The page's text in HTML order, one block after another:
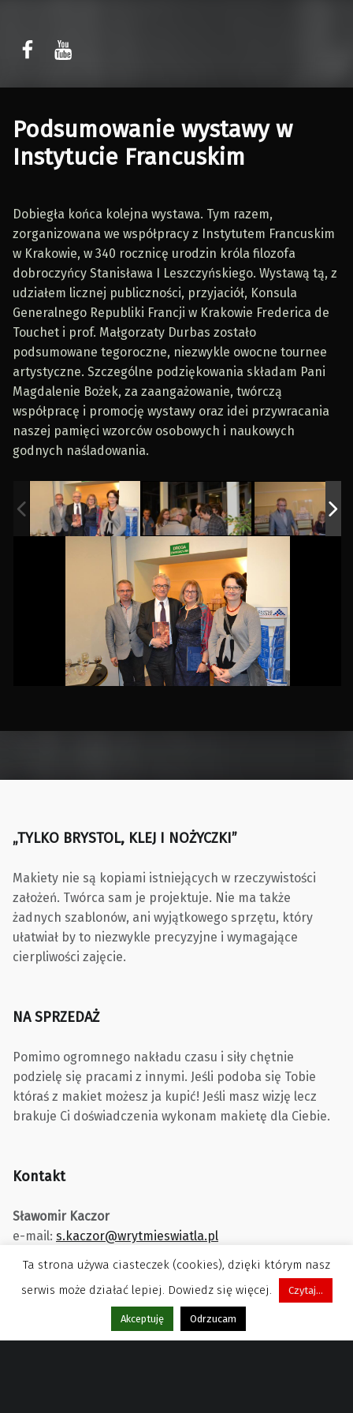
Menu
W Rytmie Światła – miasto wyobrażone
Podsumowanie wystawy w
Instytucie Francuskim
Dobiegła końca kolejna wystawa. Tym razem,
zorganizowana we współpracy z Instytutem Francuskim
w Krakowie, w 340 rocznicę urodzin króla filozofa
dobroczyńcy Stanisława I Leszczyńskiego. Wystawą tą, z
udziałem licznej publiczności, przyjaciół, Konsula
Generalnego Republiki Francji w Krakowie Frederica de
Touchet i prof. Małgorzaty Durbas zostało
podsumowane tegoroczne, niezwykle owocne tournee
artystyczne. Szczególne podziękowania składam Pani
Magdalenie Bożek, za zaangażowanie, twórczą
współpracę i promocję wystawy oraz idei przywracania
naszej pamięci wzorców osobowych i naukowych
godnych naśladowania.
„TYLKO BRYSTOL, KLEJ I NOŻYCZKI”
Makiety nie są kopiami istniejących w rzeczywistości
założeń. Twórca sam je projektuje. Nie ma także
żadnych szablonów, ani wyjątkowego sprzętu, który
ułatwiał by to niezwykle precyzyjne i wymagające
cierpliwości zajęcie.
NA SPRZEDAŻ
Pomimo ogromnego nakładu czasu i siły chętnie
podzielę się pracami z innymi. Jeśli podoba się Tobie
któraś z makiet możesz ja kupić! Jeśli masz wizję lecz
brakuje Ci doświadczenia wykonam makietę dla Ciebie.
Kontakt
Sławomir Kaczor
e-mail: s.kaczor@wrytmieswiatla.pl
Ta strona używa ciasteczek (cookies), dzięki którym nasz
serwis może działać lepiej. Dowiedz się więcej.
Czytaj...
Akceptuję Odrzucam